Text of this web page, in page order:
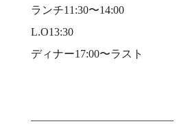
ランチ11:30〜14:00⠀
L.O13:30⠀
ディナー17:00〜ラスト⠀
—————————————⠀